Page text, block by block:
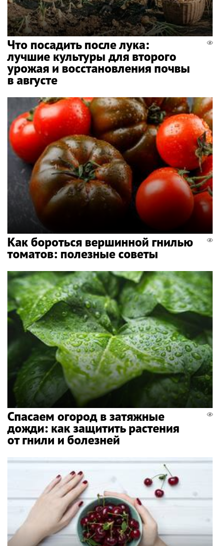
Что посадить после лука:
лучшие культуры для второго
урожая и восстановления почвы
в августе
Как бороться вершинной гнилью
томатов: полезные советы
Спасаем огород в затяжные
дожди: как защитить растения
от гнили и болезней